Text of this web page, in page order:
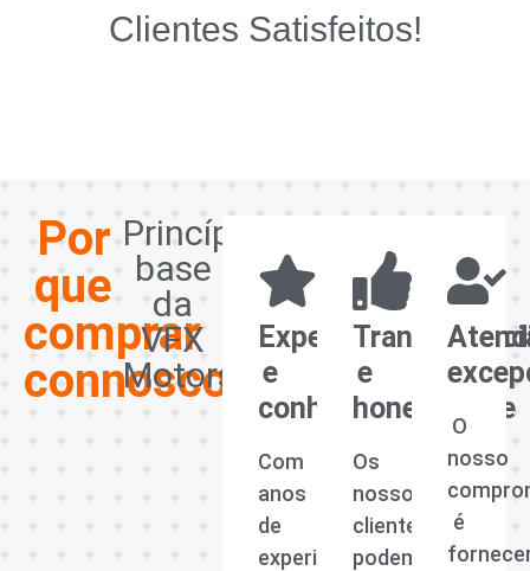
Clientes Satisfeitos!
Por
que
comprar
connosco?
Princípios
base
da
VFX
Motors
Experiência
e
conhecimento
Com
anos
de
experiência
e
honestidade
Os
nossos
clientes
podem
O
nosso
é